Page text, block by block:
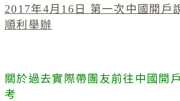
2017年4月16日 第一次中國開戶
順利舉辦
關於過去實際帶團友前往中國開
考